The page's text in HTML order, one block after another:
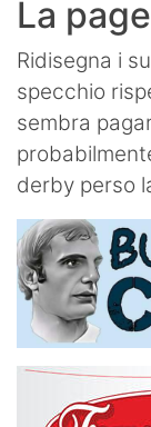
La
Ridisegna i
specchio
sembra
derby perso